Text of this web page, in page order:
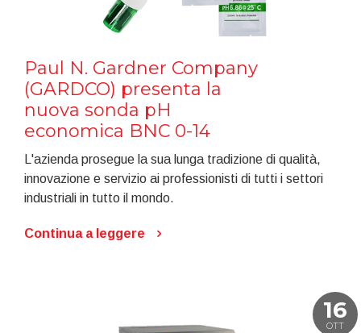
Paul N. Gardner Company
(GARDCO) presenta la
nuova sonda pH
economica BNC 0-14
L'azienda prosegue la sua lunga tradizione di qualità,
innovazione e servizio ai professionisti di tutti i settori
industriali in tutto il mondo.
Continua a leggere
16
OTT